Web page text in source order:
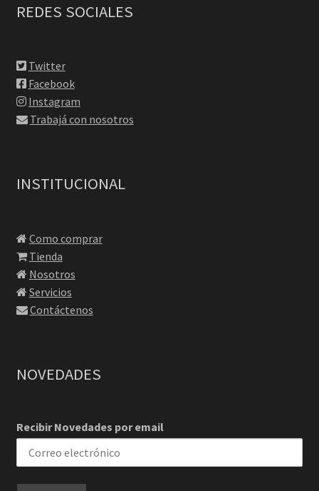
REDES SOCIALES
Twitter
Facebook
Instagram
Trabajá con nosotros
INSTITUCIONAL
Como comprar
Tienda
Nosotros
Servicios
Contáctenos
NOVEDADES
Recibir Novedades por email